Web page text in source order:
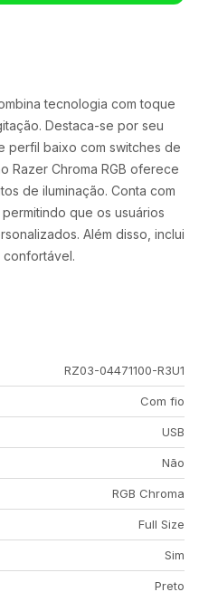
tecnologia com toque
Destaca-se por seu
perfil baixo com switches de
Razer Chroma RGB oferece
de iluminação. Conta com
que os usuários
Além disso, inclui
confortável.
RZ03-04471100-R3U1
Com fio
USB
Não
RGB Chroma
Full Size
Sim
Preto